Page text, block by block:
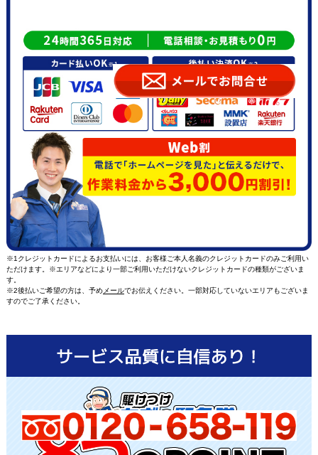
※1クレジットカードによるお支払いには、お客様ご本人名義のクレジットカードのみご利用い
ただけます。※エリアなどにより一部ご利用いただけないクレジットカードの種類がございま
す。
※2後払いご希望の方は、予めメールでお伝えください。一部対応していないエリアもございま
すのでご了承ください。